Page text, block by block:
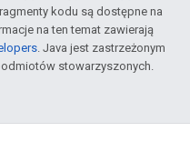
kodu są dostępne na
na ten temat zawierają
. Java jest zastrzeżonym
stowarzyszonych.